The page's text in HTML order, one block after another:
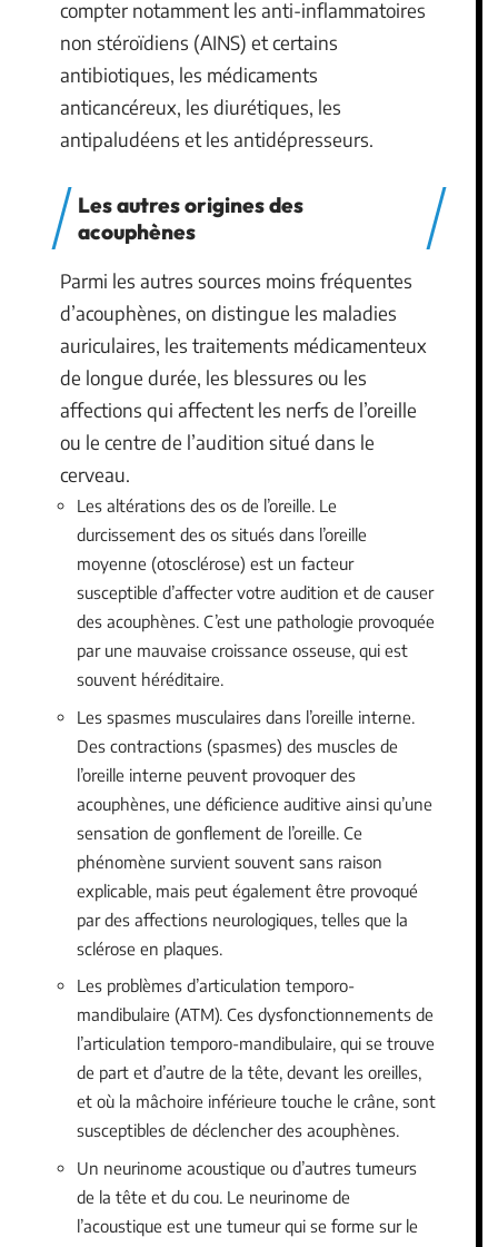
compter notamment les anti-inflammatoires
non stéroïdiens (AINS) et certains
antibiotiques, les médicaments
anticancéreux, les diurétiques, les
antipaludéens et les antidépresseurs.
Les autres origines des
acouphènes
Parmi les autres sources moins fréquentes
d’acouphènes, on distingue les maladies
auriculaires, les traitements médicamenteux
de longue durée, les blessures ou les
affections qui affectent les nerfs de l’oreille
ou le centre de l’audition situé dans le
cerveau.
Les altérations des os de l’oreille. Le
durcissement des os situés dans l’oreille
moyenne (otosclérose) est un facteur
susceptible d’affecter votre audition et de causer
des acouphènes. C’est une pathologie provoquée
par une mauvaise croissance osseuse, qui est
souvent héréditaire.
Les spasmes musculaires dans l’oreille interne.
Des contractions (spasmes) des muscles de
l’oreille interne peuvent provoquer des
acouphènes, une déficience auditive ainsi qu’une
sensation de gonflement de l’oreille. Ce
phénomène survient souvent sans raison
explicable, mais peut également être provoqué
par des affections neurologiques, telles que la
sclérose en plaques.
Les problèmes d’articulation temporo-
mandibulaire (ATM). Ces dysfonctionnements de
l’articulation temporo-mandibulaire, qui se trouve
de part et d’autre de la tête, devant les oreilles,
et où la mâchoire inférieure touche le crâne, sont
susceptibles de déclencher des acouphènes.
Un neurinome acoustique ou d’autres tumeurs
de la tête et du cou. Le neurinome de
l’acoustique est une tumeur qui se forme sur le